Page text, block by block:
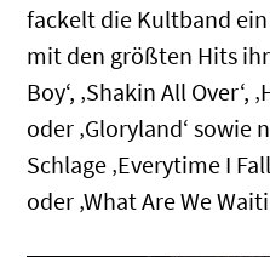
fackelt die Kultband
mit den größten Hits
Boy‘, ‚Shakin All Over‘,
oder ‚Gloryland‘ sowie
Schlage ‚Everytime I
oder ‚What Are We